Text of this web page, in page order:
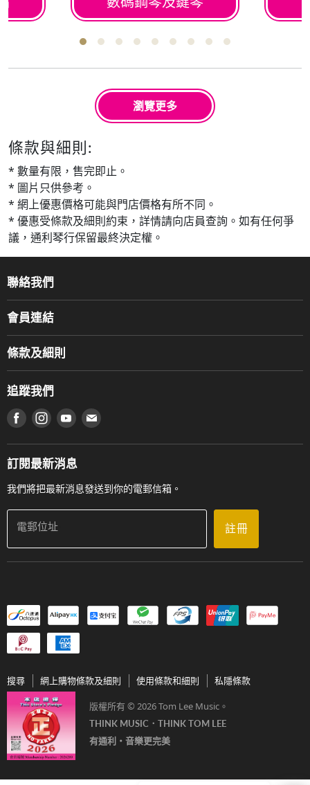
瀏覽更多
條款與細則:
* 數量有限，售完即止。
* 圖片只供參考。
* 網上優惠價格可能與門店價格有所不同。
* 優惠受條款及細則約束，詳情請向店員查詢。如有任何爭
議，通利琴行保留最終決定權。
聯絡我們
服務部
通利工程
登記保養
產品序號查詢
工作機會
聯絡我們
會員連結
香港管弦樂導師協會
條款及細則
使用條款及細則
私隱條款
門市購買產品及服務
追蹤我們
在 Facebook 上找到我們
在 Instagram 上找到我們
在 Youtube 上找到我們
在 電子郵件 上找到我們
訂閱最新消息
我們將把最新消息發送到你的電郵信箱。
電郵位址 註冊
搜尋 網上購物條款及細則 使用條款和細則 私隱條款
版權所有 © 2026 Tom Lee Music。
THINK MUSIC．THINK TOM LEE
有通利‧音樂更完美